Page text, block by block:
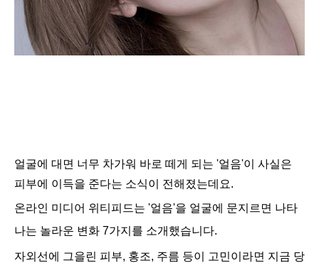
얼굴에 대면 너무 차가워 바로 떼게 되는 '얼음'이 사실은
피부에 이득을 준다는 소식이 전해졌는데요.
온라인 미디어 위티피드는 '얼음'을 얼굴에 문지르면 나타
나는 놀라운 변화 7가지를 소개했습니다.
자외선에 그을린 피부, 홍조, 주름 등이 고민이라면 지금 당